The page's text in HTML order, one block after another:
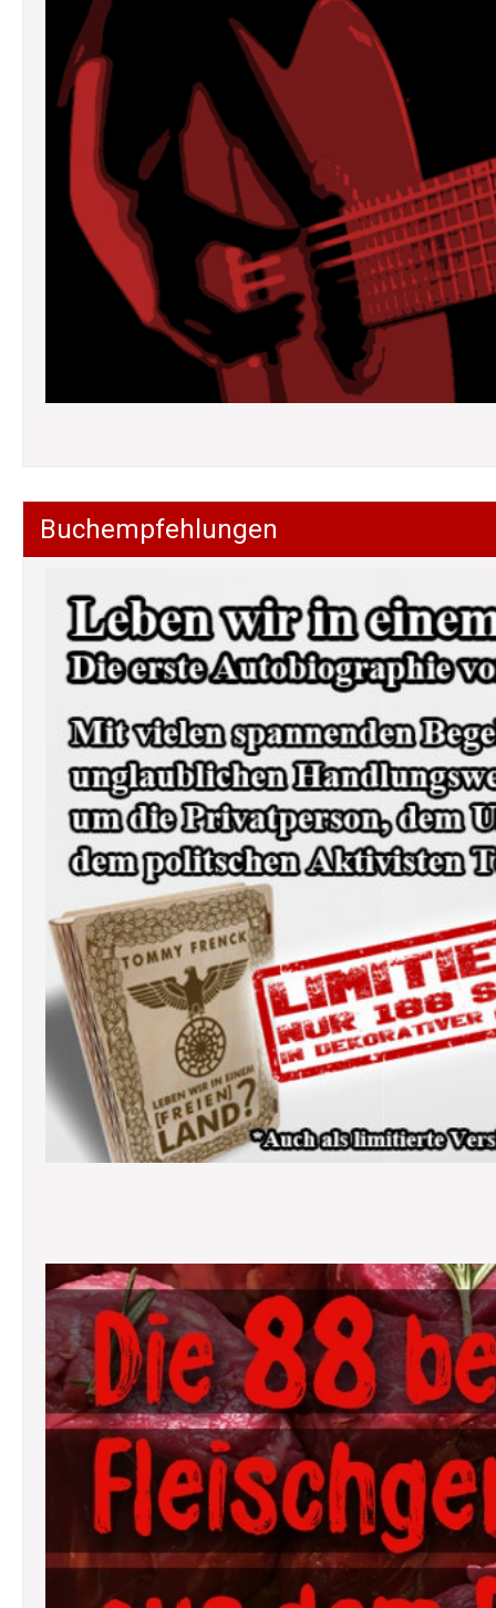
Buchempfehlungen